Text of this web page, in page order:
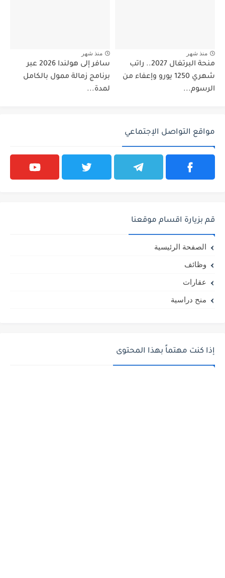
منذ شهر
منحة البرتغال 2027.. راتب
شهري 1250 يورو وإعفاء من
الرسوم...
منذ شهر
سافر إلى هولندا 2026 عبر
برنامج زمالة ممول بالكامل
لمدة...
مواقع التواصل الإجتماعي
قم بزيارة اقسام موقعنا
الصفحة الرئيسية
وظائف
عقارات
منح دراسية
إذا كنت مهتماً بهذا المحتوى